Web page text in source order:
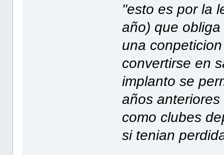
"esto es por la
año) que
una
convertirse en
implanto se
años
como clubes
si tenian